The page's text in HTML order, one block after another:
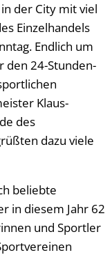
der City mit viel
Einzelhandels
Endlich um
den 24-Stunden-
Klaus-
des
dazu viele
beliebte
in diesem Jahr 62
und Sportler